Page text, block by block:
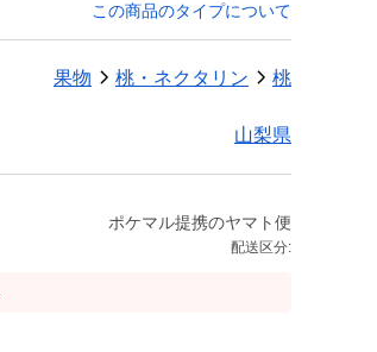
この商品のタイプについて
果物 桃・ネクタリン 桃
山梨県
ポケマル提携のヤマト便
配送区分: